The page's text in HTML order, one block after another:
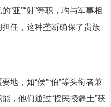
“亚”“射”等职，均与军事相
任，这种垄断确保了贵族
地，如“侯”“伯”等头衔者兼
，他们通过“授民授疆土”获